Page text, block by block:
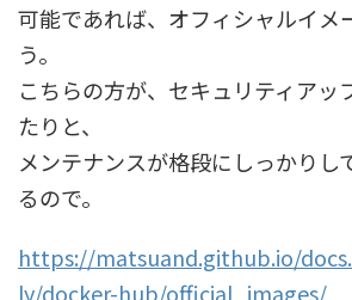
可能であれば、オフィシャルイメ
う。
こちらの方が、セキュリティアッ
たりと、
メンテナンスが格段にしっかりし
るので。
https://matsuand.github.io/
ly/docker-hub/official_images/